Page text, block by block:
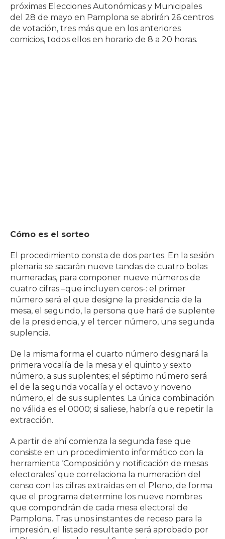
próximas Elecciones Autonómicas y Municipales
del 28 de mayo en Pamplona se abrirán 26 centros
de votación, tres más que en los anteriores
comicios, todos ellos en horario de 8 a 20 horas.
Cómo es el sorteo
El procedimiento consta de dos partes. En la sesión
plenaria se sacarán nueve tandas de cuatro bolas
numeradas, para componer nueve números de
cuatro cifras –que incluyen ceros-: el primer
número será el que designe la presidencia de la
mesa, el segundo, la persona que hará de suplente
de la presidencia, y el tercer número, una segunda
suplencia.
De la misma forma el cuarto número designará la
primera vocalía de la mesa y el quinto y sexto
número, a sus suplentes; el séptimo número será
el de la segunda vocalía y el octavo y noveno
número, el de sus suplentes. La única combinación
no válida es el 0000; si saliese, habría que repetir la
extracción.
A partir de ahí comienza la segunda fase que
consiste en un procedimiento informático con la
herramienta ‘Composición y notificación de mesas
electorales’ que correlaciona la numeración del
censo con las cifras extraídas en el Pleno, de forma
que el programa determine los nueve nombres
que compondrán de cada mesa electoral de
Pamplona. Tras unos instantes de receso para la
impresión, el listado resultante será aprobado por